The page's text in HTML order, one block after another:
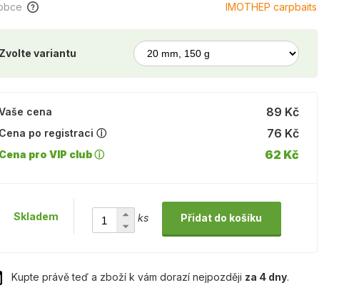
IMOTHEP carpbaits
Zvolte variantu
89 Kč
cena
Cena po registraci ⓘ
76 Kč
Cena pro VIP club ⓘ 62 Kč
Skladem ks Přidat do košíku
Kupte právě teď a zboží k vám dorazí nejpozději za 4 dny.